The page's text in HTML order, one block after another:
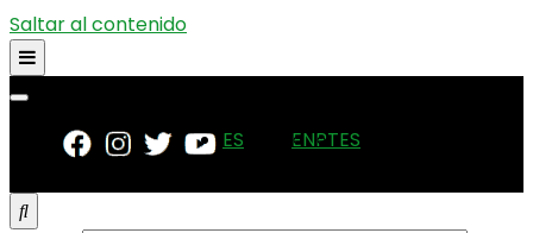
Saltar al contenido
ES ENPTES